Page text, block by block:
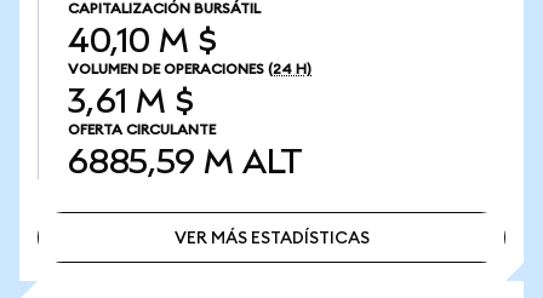
CAPITALIZACIÓN BURSÁTIL
40,10 M $
VOLUMEN DE OPERACIONES (24 H)
3,61 M $
OFERTA CIRCULANTE
6885,59 M ALT
VER MÁS ESTADÍSTICAS